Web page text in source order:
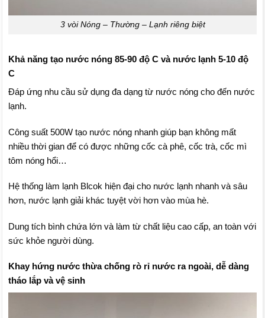
3 vòi Nóng – Thường – Lạnh riêng biệt
Khả năng tạo nước nóng 85-90 độ C và nước lạnh 5-10 độ
C
Đáp ứng nhu cầu sử dụng đa dạng từ nước nóng cho đến nước
lạnh.
Công suất 500W tạo nước nóng nhanh giúp bạn không mất
nhiều thời gian để có được những cốc cà phê, cốc trà, cốc mì
tôm nóng hổi…
Hệ thống làm lạnh Blcok hiện đại cho nước lạnh nhanh và sâu
hơn, nước lạnh giải khác tuyệt vời hơn vào mùa hè.
Dung tích bình chứa lớn và làm từ chất liệu cao cấp, an toàn với
sức khỏe người dùng.
Khay hứng nước thừa chống rò rỉ nước ra ngoài, dễ dàng
tháo lắp và vệ sinh